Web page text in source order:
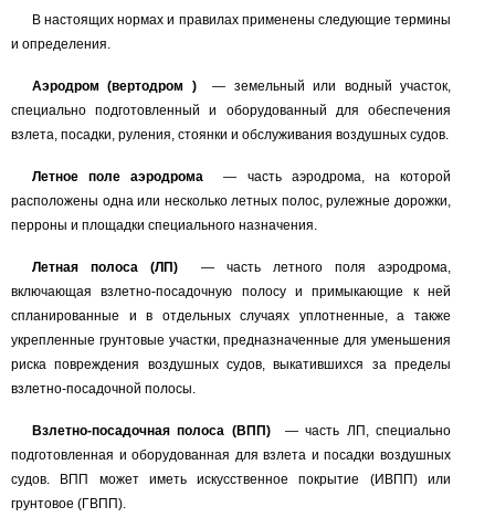
В настоящих нормах и правилах применены следующие термины
и определения.
Аэродром (вертодром ) — земельный или водный участок,
специально подготовленный и оборудованный для обеспечения
взлета, посадки, руления, стоянки и обслуживания воздушных судов.
Летное поле аэродрома — часть аэродрома, на которой
расположены одна или несколько летных полос, рулежные дорожки,
перроны и площадки специального назначения.
Летная полоса (ЛП) — часть летного поля аэродрома,
включающая взлетно-посадочную полосу и примыкающие к ней
спланированные и в отдельных случаях уплотненные, а также
укрепленные грунтовые участки, предназначенные для уменьшения
риска повреждения воздушных судов, выкатившихся за пределы
взлетно-посадочной полосы.
Взлетно-посадочная полоса (ВПП) —часть ЛП, специально
подготовленная и оборудованная для взлета и посадки воздушных
судов. ВПП может иметь искусственное покрытие (ИВПП) или
грунтовое (ГВПП).